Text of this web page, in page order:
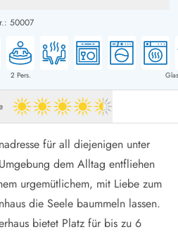
50007
2 Pers.
4.5 von 5
für all diejenigen unter
dem Alltag entfliehen
urgemütlichem, mit Liebe zum
die Seele baummeln lassen.
bietet Platz für bis zu 6